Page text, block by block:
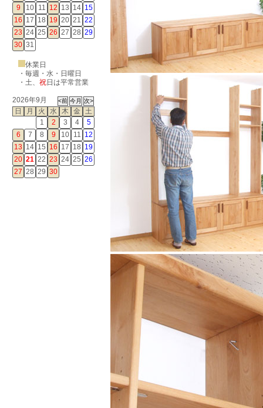
9
10 11 12 13 14 15
16 17 18 19 20 21 22
23 24 25 26 27 28 29
30 31
休業日
・毎週・水・日曜日
・ 土、 祝日は平常営業
2026年9月
日
月 火 水 木 金
土
1
2 3 4
5
6
7 8 9 10 11 12
13 14 15 16 17 18 19
20 21 22 23 24 25 26
27 28 29 30